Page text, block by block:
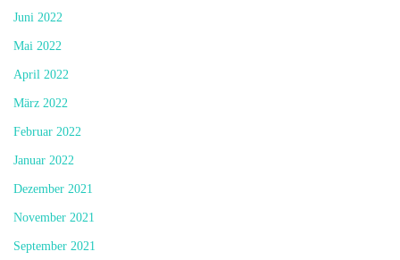
Juni 2022
Mai 2022
April 2022
März 2022
Februar 2022
Januar 2022
Dezember 2021
November 2021
September 2021